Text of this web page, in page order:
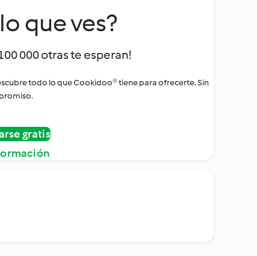
que ves?
000 otras te esperan!
todo lo que Cookidoo® tiene para ofrecerte. Sin
gratis